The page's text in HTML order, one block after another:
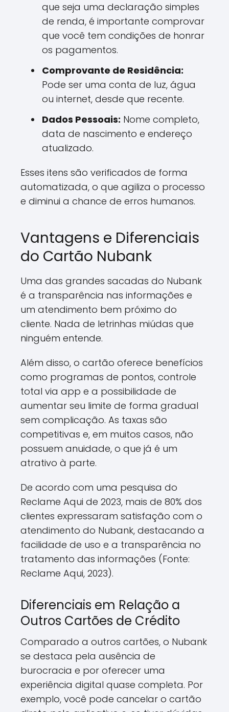
que seja uma declaração simples
de renda, é importante comprovar
que você tem condições de honrar
os pagamentos.
Comprovante de Residência:
Pode ser uma conta de luz, água
ou internet, desde que recente.
Dados Pessoais: Nome completo,
data de nascimento e endereço
atualizado.
Esses itens são verificados de forma
automatizada, o que agiliza o processo
e diminui a chance de erros humanos.
Vantagens e Diferenciais
do Cartão Nubank
Uma das grandes sacadas do Nubank
é a transparência nas informações e
um atendimento bem próximo do
cliente. Nada de letrinhas miúdas que
ninguém entende.
Além disso, o cartão oferece benefícios
como programas de pontos, controle
total via app e a possibilidade de
aumentar seu limite de forma gradual
sem complicação. As taxas são
competitivas e, em muitos casos, não
possuem anuidade, o que já é um
atrativo à parte.
De acordo com uma pesquisa do
Reclame Aqui de 2023, mais de 80% dos
clientes expressaram satisfação com o
atendimento do Nubank, destacando a
facilidade de uso e a transparência no
tratamento das informações (Fonte:
Reclame Aqui, 2023).
Diferenciais em Relação a
Outros Cartões de Crédito
Comparado a outros cartões, o Nubank
se destaca pela ausência de
burocracia e por oferecer uma
experiência digital quase completa. Por
exemplo, você pode cancelar o cartão